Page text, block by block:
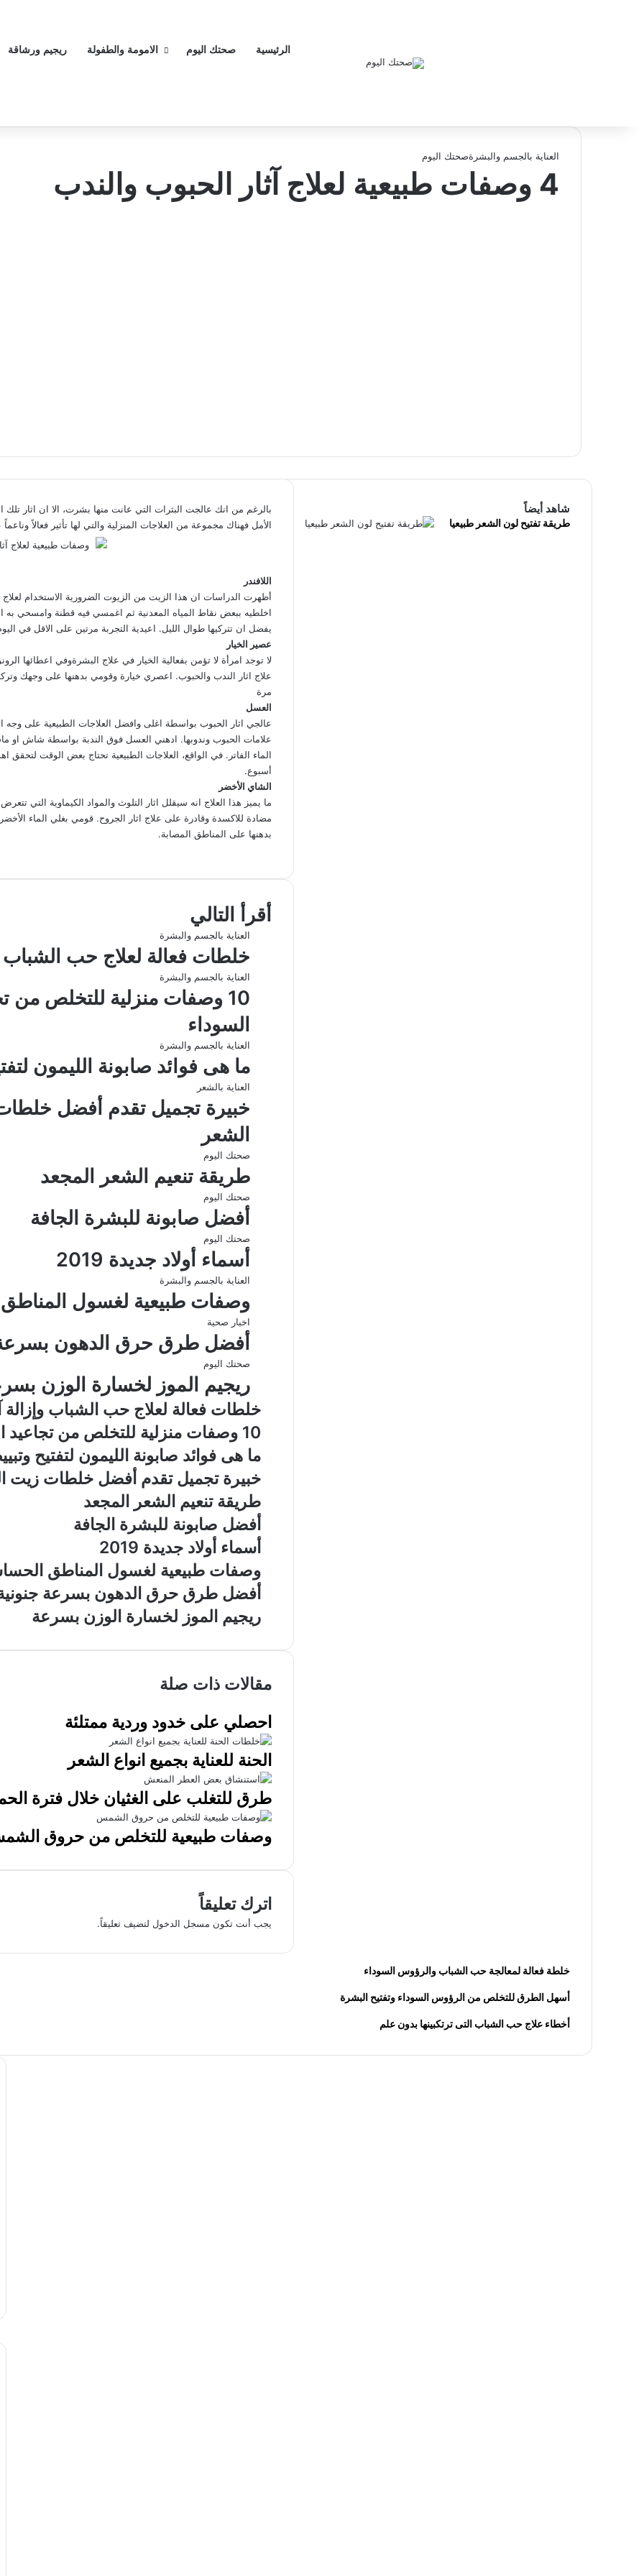
الرئيسية صحتك اليوم الامومة والطفولة ريجيم ورشاقة
العناية بالجسم والبشرةصحتك اليوم
4 وصفات طبيعية لعلاج آثار الحبوب والندب
بالرغم من انك عالجت البثرات التي عانت منها بشرت، الا ان اثار تلك
الأمل فهناك مجموعة من العلاجات المنزلية والتي لها تأثير فعالاً
اللافندر
أظهرت الدراسات ان هذا الزيت من الزيوت الضرورية الاستخدام
اخلطيه ببعض نقاط المياه المعدنية ثم اغمسي فيه قطنة وامسحي به
يفضل ان تتركيها طوال الليل. اعيدية التجربة مرتين على الاقل في
عصير الخيار
لا توجد امرأة لا تؤمن بفعالية الخيار في علاج البشرةوفي اعطائها
مرة
العسل
عالجي اثار الحبوب بواسطة اغلى وافضل العلاجات الطبيعية على
الماء الفاتر. في الواقع، العلاجات الطبيعية تحتاج بعض الوقت لتحقق
أسبوع.
الشاي الأخضر
ما يميز هذا العلاج انه سيقلل اثار التلوث والمواد الكيماوية التي
مضادة للاكسدة وقادرة على علاج اثار الجروح. قومي بغلي الماء
بدهنها على المناطق المصابة.
س
و
ك
ن
د
إ
ت
ا
ب
ل
ا
ا
ة
ع
ا
أقرأ التالي
العناية بالجسم والبشرة
خلطات فعالة لعلاج حب الشباب
العناية بالجسم والبشرة
10 وصفات منزلية للتخلص من
السوداء
العناية بالجسم والبشرة
ما هى فوائد صابونة الليمون
العناية بالشعر
خبيرة تجميل تقدم أفضل
الشعر
صحتك اليوم
طريقة تنعيم الشعر المجعد
صحتك اليوم
أفضل صابونة للبشرة الجافة
صحتك اليوم
أسماء أولاد جديدة 2019
العناية بالجسم والبشرة
وصفات طبيعية لغسول
اخبار صحية
أفضل طرق حرق الدهون بسرعة
صحتك اليوم
ريجيم الموز لخسارة الوزن
خلطات فعالة لعلاج حب الشباب وإزالة
10 وصفات منزلية للتخلص من تجاعيد العين والهالات السوداء
ما هى فوائد صابونة الليمون لتفتيح
خبيرة تجميل تقدم أفضل خلطات زيت
طريقة تنعيم الشعر المجعد
أفضل صابونة للبشرة الجافة
أسماء أولاد جديدة 2019
وصفات طبيعية لغسول المناطق
أفضل طرق حرق الدهون بسرعة
ريجيم الموز لخسارة الوزن بسرعة
مقالات ذات صلة
احصلي على خدود وردية ممتلئة
الحنة للعناية بجميع انواع الشعر
طرق للتغلب على الغثيان خلال فترة
وصفات طبيعية للتخلص من حروق
اترك تعليقاً
يجب أنت تكون مسجل الدخول لتضيف تعليقاً.
شاهد أيضاً
إطريقة تفتيح لون الشعر طبيعيا
خلطة فعالة لمعالجة حب الشباب والرؤوس السوداء
أسهل الطرق للتخلص من الرؤوس السوداء وتفتيح البشرة
أخطاء علاج حب الشباب التى ترتكبينها بدون علم